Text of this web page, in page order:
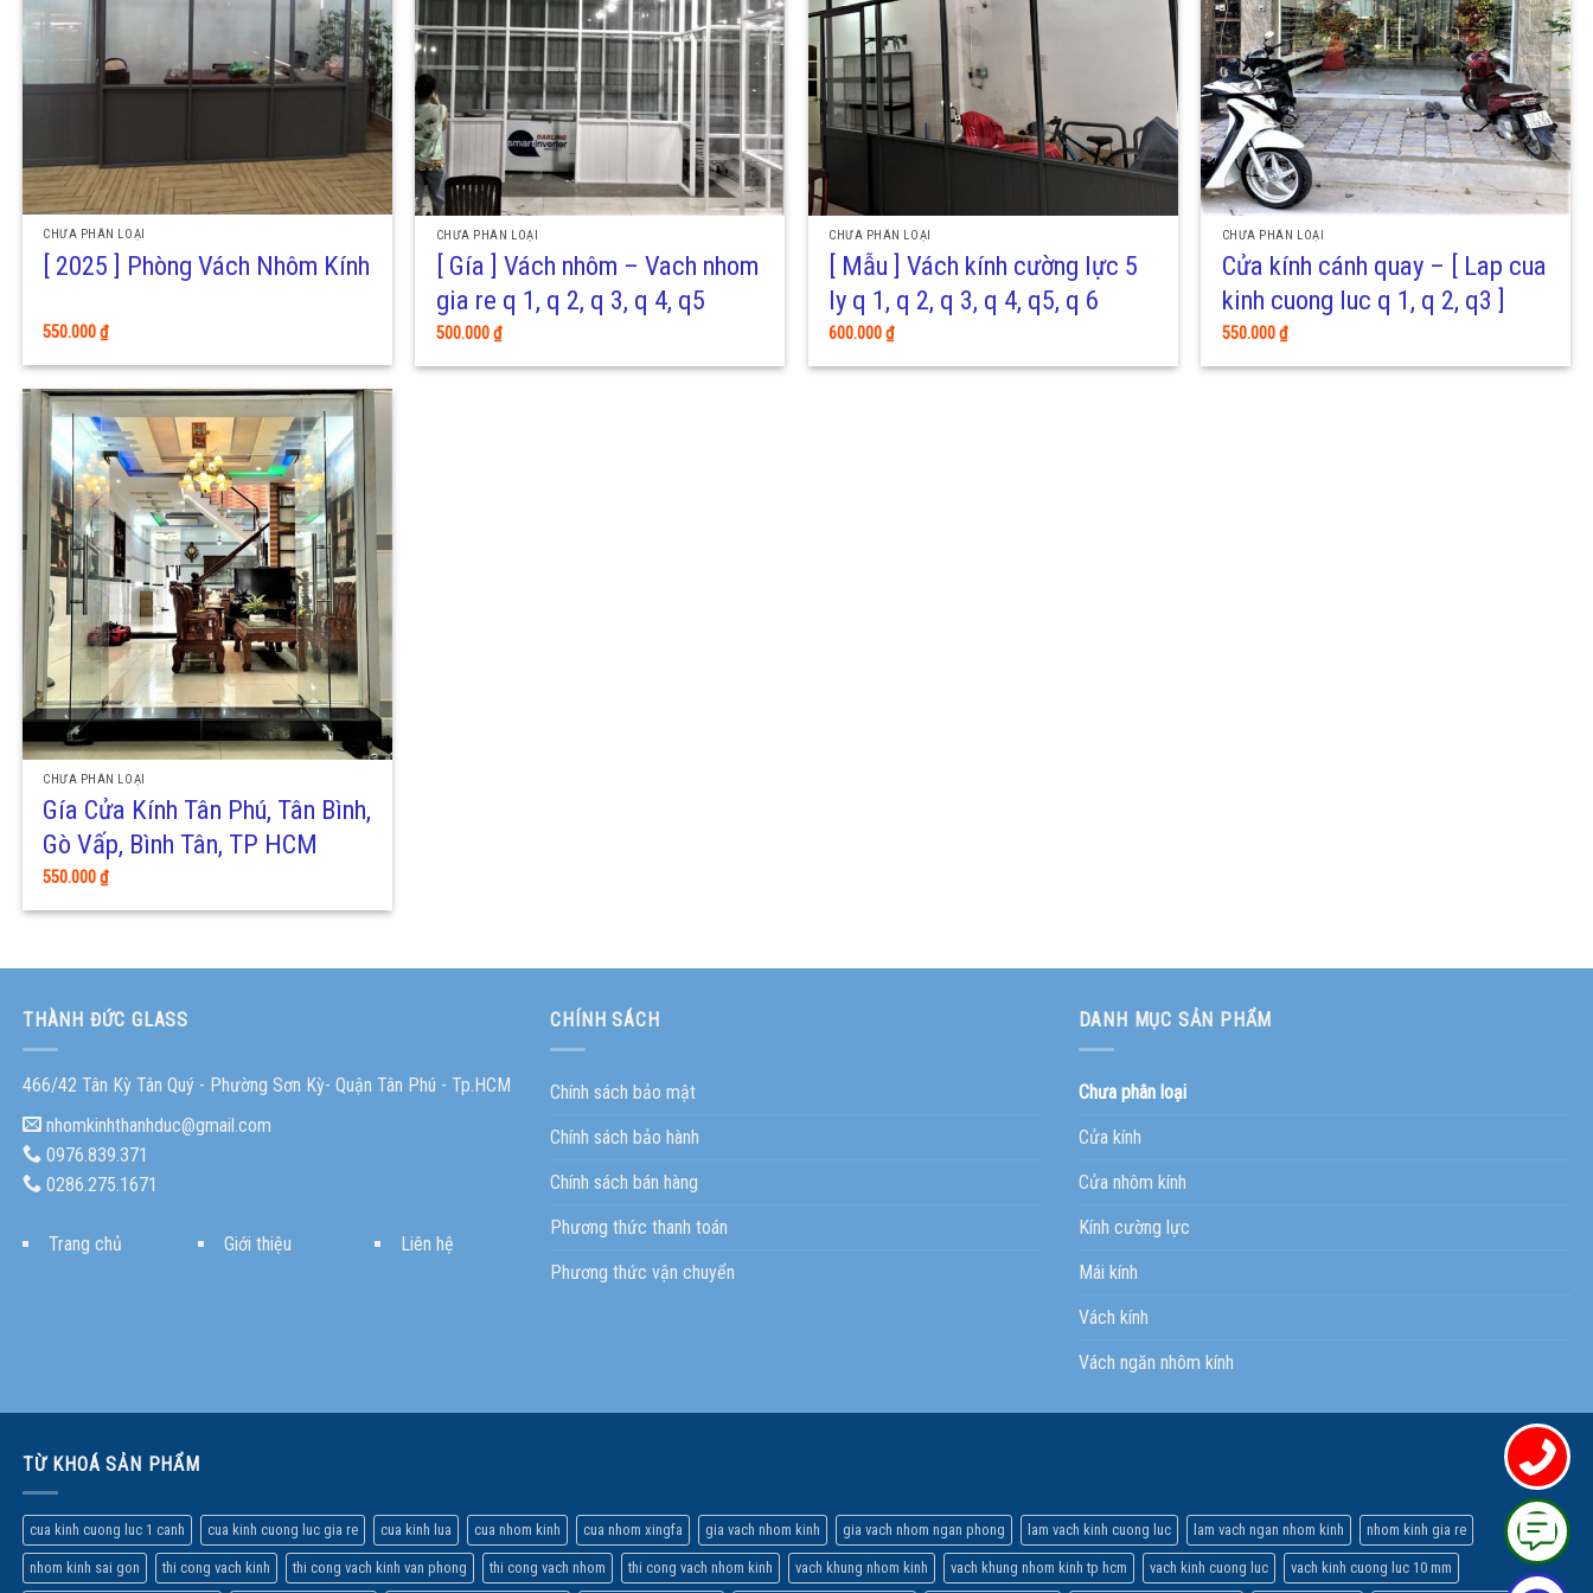
CHƯA PHÂN LOẠI
[ 2025 ] Phòng Vách Nhôm Kính
550.000₫
CHƯA PHÂN LOẠI
[ Gía ] Vách nhôm – Vach nhom
gia re q 1, q 2, q 3, q 4, q5
500.000₫
CHƯA PHÂN LOẠI
[ Mẫu ] Vách kính cường lực 5
ly q 1, q 2, q 3, q 4, q5, q 6
600.000₫
CHƯA PHÂN LOẠI
Cửa kính cánh quay – [ Lap cua
kinh cuong luc q 1, q 2, q3 ]
550.000₫
CHƯA PHÂN LOẠI
Gía Cửa Kính Tân Phú, Tân Bình,
Gò Vấp, Bình Tân, TP HCM
550.000₫
THÀNH ĐỨC GLASS
466/42 Tân Kỳ Tân Quý - Phường Sơn Kỳ- Quận Tân Phú - Tp.HCM
nhomkinhthanhduc@gmail.com
0976.839.371
0286.275.1671
Trang chủ Giới thiệu Liên hệ
CHÍNH SÁCH
Chính sách bảo mật
Chính sách bảo hành
Chính sách bán hàng
Phương thức thanh toán
Phương thức vận chuyển
DANH MỤC SẢN PHẨM
Chưa phân loại
Cửa kính
Cửa nhôm kính
Kính cường lực
Mái kính
Vách kính
Vách ngăn nhôm kính
TỪ KHOÁ SẢN PHẨM
cua kinh cuong luc 1 canh cua kinh cuong luc gia re cua kinh lua cua nhom kinh cua nhom xingfa gia vach nhom kinh gia vach nhom ngan phong lam vach kinh cuong luc lam vach ngan nhom kinh nhom kinh gia re
nhom kinh sai gon thi cong vach kinh thi cong vach kinh van phong thi cong vach nhom thi cong vach nhom kinh vach khung nhom kinh vach khung nhom kinh tp hcm vach kinh cuong luc vach kinh cuong luc 10 mm